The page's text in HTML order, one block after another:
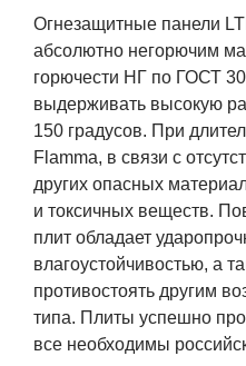
Огнезащитные панели
абсолютно негорючим
горючести НГ по ГОСТ
выдерживать высокую
150 градусов. При
Flamma, в связи с
других опасных
и токсичных веществ.
плит обладает
влагоустойчивостью, а
противостоять другим
типа. Плиты успешно
все необходимы